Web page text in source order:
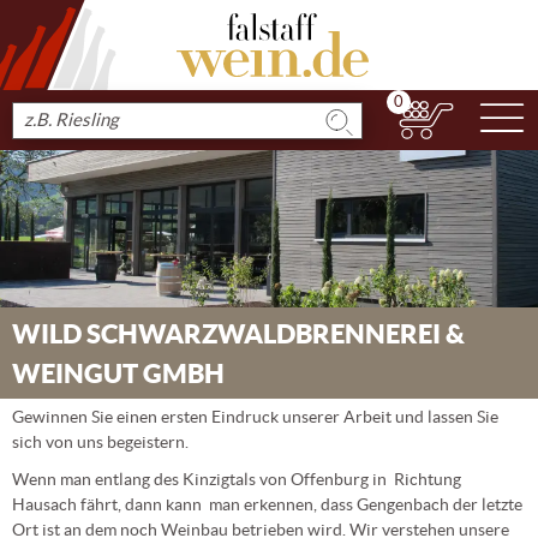
Produkt
suchen
0
WILD SCHWARZWALDBRENNEREI &
WEINGUT GMBH
Gewinnen Sie einen ersten Eindruck unserer Arbeit und lassen Sie
sich von uns begeistern.
Wenn man entlang des Kinzigtals von Offenburg in Richtung
Hausach fährt, dann kann man erkennen, dass Gengenbach der letzte
Ort ist an dem noch Weinbau betrieben wird. Wir verstehen unsere